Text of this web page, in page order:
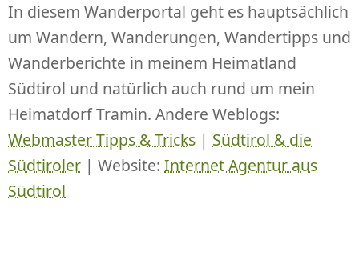
In diesem Wanderportal geht es hauptsächlich
um Wandern, Wanderungen, Wandertipps und
Wanderberichte in meinem Heimatland
Südtirol und natürlich auch rund um mein
Heimatdorf Tramin. Andere Weblogs:
Webmaster Tipps & Tricks | Südtirol & die
Südtiroler | Website: Internet Agentur aus
Südtirol